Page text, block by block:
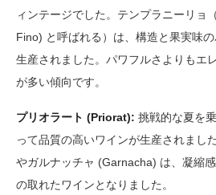
ィンテージでした。テンプラニーリョ
Fino) と呼ばれる）は、構造と果実味
生産されました。パワフルさよりもエ
が多い傾向です。
プリオラート (Priorat): 挑戦的な夏を
って品質の高いワインが生産されまし
やガルナッチャ (Garnacha) は、凝縮
の取れたワインとなりました。